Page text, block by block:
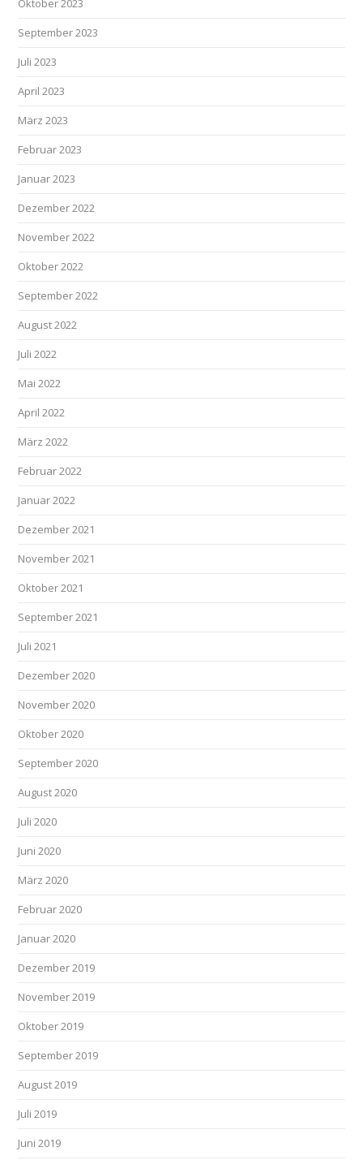
Oktober 2023
September 2023
Juli 2023
April 2023
März 2023
Februar 2023
Januar 2023
Dezember 2022
November 2022
Oktober 2022
September 2022
August 2022
Juli 2022
Mai 2022
April 2022
März 2022
Februar 2022
Januar 2022
Dezember 2021
November 2021
Oktober 2021
September 2021
Juli 2021
Dezember 2020
November 2020
Oktober 2020
September 2020
August 2020
Juli 2020
Juni 2020
März 2020
Februar 2020
Januar 2020
Dezember 2019
November 2019
Oktober 2019
September 2019
August 2019
Juli 2019
Juni 2019